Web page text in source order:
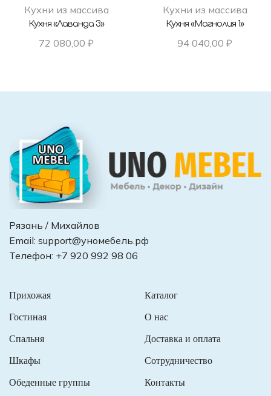
Кухни из массива
Кухня «Лаванда 3»
72 080,00 ₽
Кухни из массива
Кухня «Магнолия 1»
94 040,00 ₽
Рязань / Михайлов
Email: support@уномебель.рф
Телефон: +7 920 992 98 06
Прихожая
Гостиная
Спальня
Шкафы
Обеденные группы
Каталог
О нас
Доставка и оплата
Сотрудничество
Контакты